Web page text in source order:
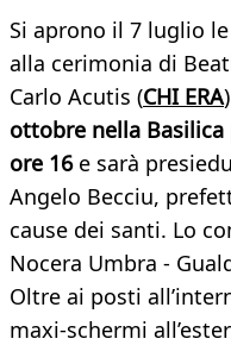
Si aprono il 7 luglio
alla cerimonia di
Carlo Acutis (CHI ERA
ottobre nella Basilica
ore 16 e sarà
Angelo Becciu,
cause dei santi. Lo
Nocera Umbra -
Oltre ai posti
maxi-schermi